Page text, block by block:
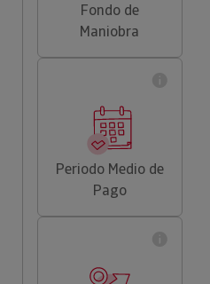
Fondo de
Maniobra
Periodo Medio de
Pago